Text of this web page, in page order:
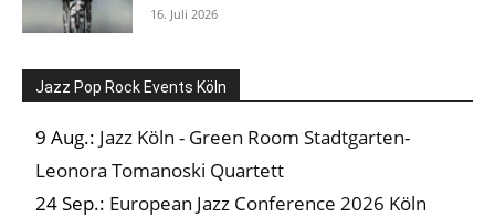
16. Juli 2026
Jazz Pop Rock Events Köln
9 Aug.: Jazz Köln - Green Room Stadtgarten-
Leonora Tomanoski Quartett
24 Sep.: European Jazz Conference 2026 Köln